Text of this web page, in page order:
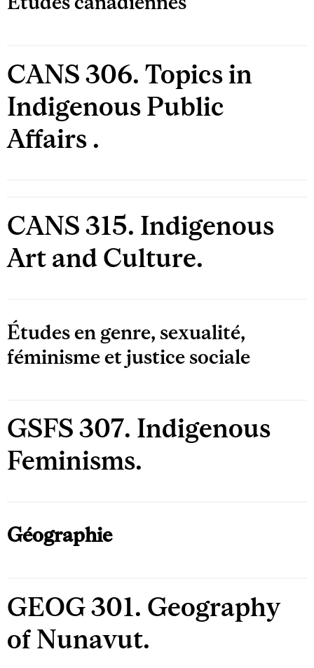
CANS 306. Topics in
Indigenous Public
Affairs .
CANS 315. Indigenous
Art and Culture.
Études en genre, sexualité,
féminisme et justice sociale
GSFS 307. Indigenous
Feminisms.
Géographie
GEOG 301. Geography
of Nunavut.